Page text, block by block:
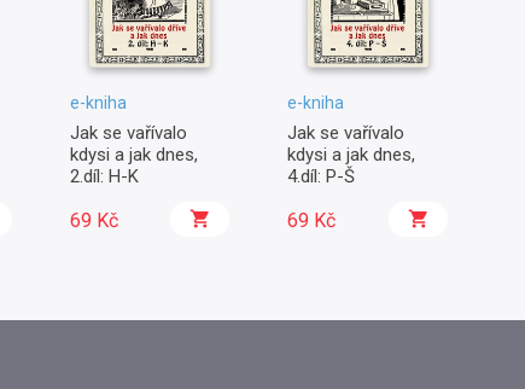
e-kniha
Jak se vařívalo
kdysi a jak dnes,
2.díl: H-K
69 Kč
e-kniha
Jak se vařívalo
kdysi a jak dnes,
4.díl: P-Š
69 Kč